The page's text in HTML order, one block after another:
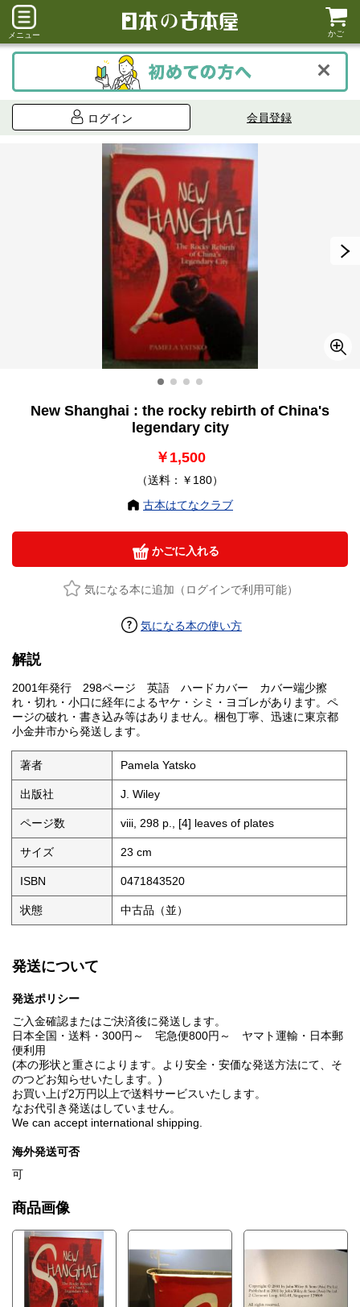
メニュー かご
ログイン 会員登録
New Shanghai : the rocky rebirth of China's
legendary city
￥1,500
（送料：￥180）
古本はてなクラブ
かごに入れる
気になる本に追加（ログインで利用可能）
気になる本の使い方
解説
2001年発行 298ページ 英語 ハードカバー カバー端少擦
れ・切れ・小口に経年によるヤケ・シミ・ヨゴレがあります。ペ
ージの破れ・書き込み等はありません。梱包丁寧、迅速に東京都
小金井市から発送します。
著者 Pamela Yatsko
出版社 J. Wiley
ページ数 viii, 298 p., [4] leaves of plates
サイズ 23 cm
ISBN 0471843520
状態 中古品（並）
発送について
発送ポリシー
ご入金確認またはご決済後に発送します。
日本全国・送料・300円～ 宅急便800円～ ヤマト運輸・日本郵
便利用
(本の形状と重さによります。より安全・安価な発送方法にて、そ
のつどお知らせいたします。)
お買い上げ2万円以上で送料サービスいたします。
なお代引き発送はしていません。
We can accept international shipping.
海外発送可否
可
商品画像